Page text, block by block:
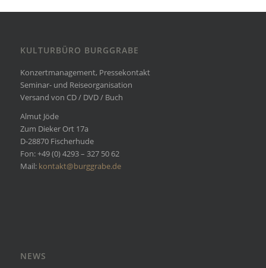
KULTURBÜRO BURGGRABE
Konzertmanagement, Pressekontakt
Seminar- und Reiseorganisation
Versand von CD / DVD / Buch
Almut Jöde
Zum Dieker Ort 17a
D-28870 Fischerhude
Fon: +49 (0) 4293 – 327 50 62
Mail: kontakt@burggrabe.de
NEWS